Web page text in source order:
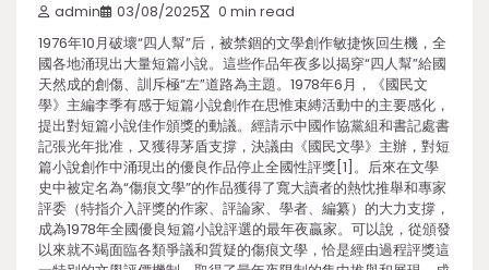
admin 03/08/2025 0 min read
1976年10月破壞“四人幫”后，被禁錮的文學創作敏捷恢回生機，全
國各地涌現出大量短篇小說。這些作品年夜多以揭穿“四人幫”給國
天然成的創傷、訓斥極“左”道路為主題。1978年6月，《國民文
學》主編李季有感于短篇小說創作在思惟束縛活動中的主要感化，
提出對短篇小說佳作頒獎的動議。經請示中國作協黨組和書記處書
記張光年批准，又獲得茅盾支撐，決議由《國民文學》主辦，對短
篇小說創作中涌現出的優良作品停止全國性評獎[1]。后來在文學
史中被定名為“傷痕文學”的作品獲得了寬大讀者的熱忱推舉和專家
評委（特指介入評獎的作家、評論家、學者、編纂）的大力支撐，
成為1978年全國優良短篇小說評選的最年夜贏家。可以說，從頒發
以來就不竭面臨各類爭議和質疑的傷痕文學，恰是經由過程評獎這